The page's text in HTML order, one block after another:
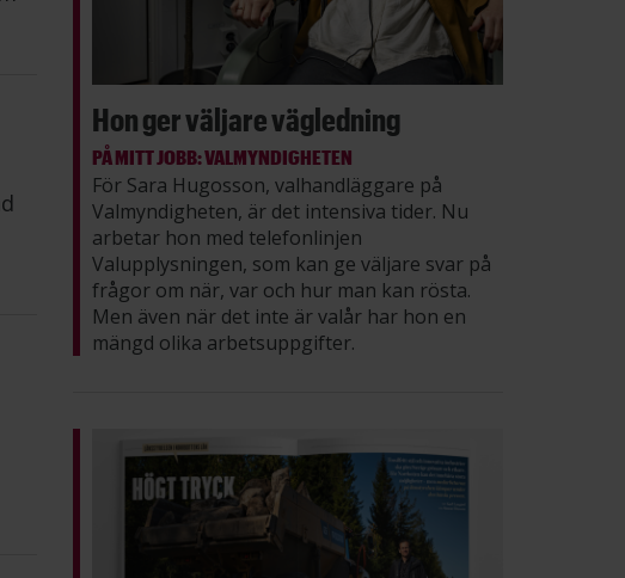
Hon ger väljare vägledning
PÅ MITT JOBB: VALMYNDIGHETEN
För Sara Hugosson, valhandläggare på
Valmyndigheten, är det intensiva tider. Nu
arbetar hon med telefonlinjen
Valupplysningen, som kan ge väljare svar på
frågor om när, var och hur man kan rösta.
Men även när det inte är valår har hon en
mängd olika arbetsuppgifter.